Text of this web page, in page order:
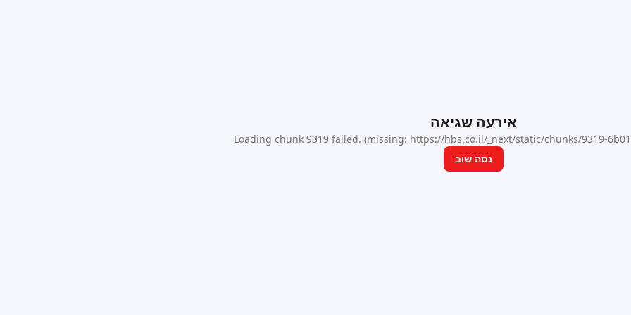
אירעה שגיאה
Loading chunk 9319 failed. (missing: https://hbs.co.il/_next/static/chunks/9319-
נסה שוב